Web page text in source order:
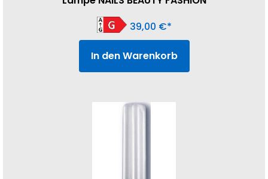
39,00 €
In den Warenkorb